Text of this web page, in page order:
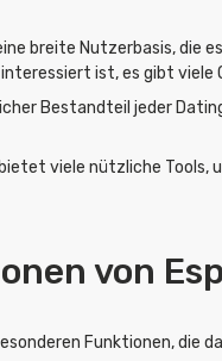
breite Nutzerbasis, die
ist, es gibt viele
Bestandteil jeder
viele nützliche
von
Funktionen, die